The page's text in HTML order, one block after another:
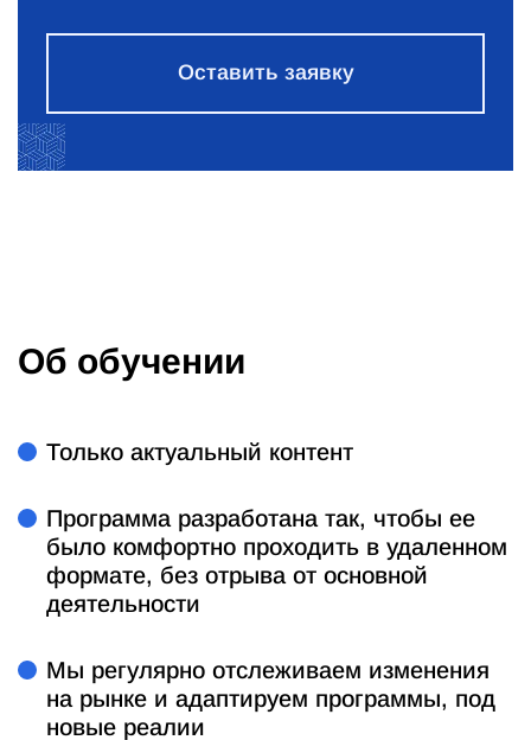
Оставить заявку
Об обучении
Только актуальный контент
Программа разработана так, чтобы ее
было комфортно проходить в удаленном
формате, без отрыва от основной
деятельности
Мы регулярно отслеживаем изменения
на рынке и адаптируем программы, под
новые реалии